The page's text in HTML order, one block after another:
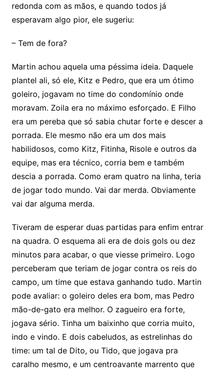
redonda com as mãos, e quando todos já
esperavam algo pior, ele sugeriu:
– Tem de fora?
Martin achou aquela uma péssima ideia. Daquele
plantel ali, só ele, Kitz e Pedro, que era um ótimo
goleiro, jogavam no time do condomínio onde
moravam. Zoila era no máximo esforçado. E Filho
era um pereba que só sabia chutar forte e descer a
porrada. Ele mesmo não era um dos mais
habilidosos, como Kitz, Fitinha, Risole e outros da
equipe, mas era técnico, corria bem e também
descia a porrada. Como eram quatro na linha, teria
de jogar todo mundo. Vai dar merda. Obviamente
vai dar alguma merda.
Tiveram de esperar duas partidas para enfim entrar
na quadra. O esquema ali era de dois gols ou dez
minutos para acabar, o que viesse primeiro. Logo
perceberam que teriam de jogar contra os reis do
campo, um time que estava ganhando tudo. Martin
pode avaliar: o goleiro deles era bom, mas Pedro
mão-de-gato era melhor. O zagueiro era forte,
jogava sério. Tinha um baixinho que corria muito,
indo e vindo. E dois cabeludos, as estrelinhas do
time: um tal de Dito, ou Tido, que jogava pra
caralho mesmo, e um centroavante marrento que